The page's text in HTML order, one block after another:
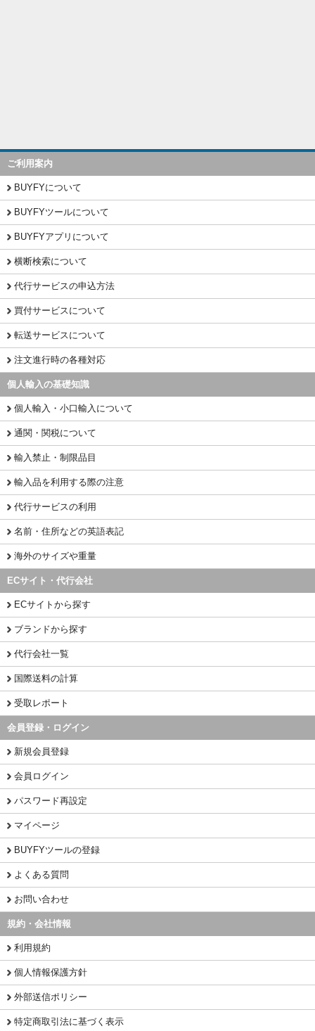
ご利用案内
BUYFYについて
BUYFYツールについて
BUYFYアプリについて
横断検索について
代行サービスの申込方法
買付サービスについて
転送サービスについて
注文進行時の各種対応
個人輸入の基礎知識
個人輸入・小口輸入について
通関・関税について
輸入禁止・制限品目
輸入品を利用する際の注意
代行サービスの利用
名前・住所などの英語表記
海外のサイズや重量
ECサイト・代行会社
ECサイトから探す
ブランドから探す
代行会社一覧
国際送料の計算
受取レポート
会員登録・ログイン
新規会員登録
会員ログイン
パスワード再設定
マイページ
BUYFYツールの登録
よくある質問
お問い合わせ
規約・会社情報
利用規約
個人情報保護方針
外部送信ポリシー
特定商取引法に基づく表示